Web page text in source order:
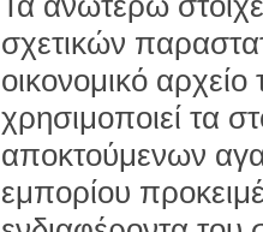
σχετικών
οικονομικό
χρησιμοποιεί τα
αποκτούμενων
εμπορίου